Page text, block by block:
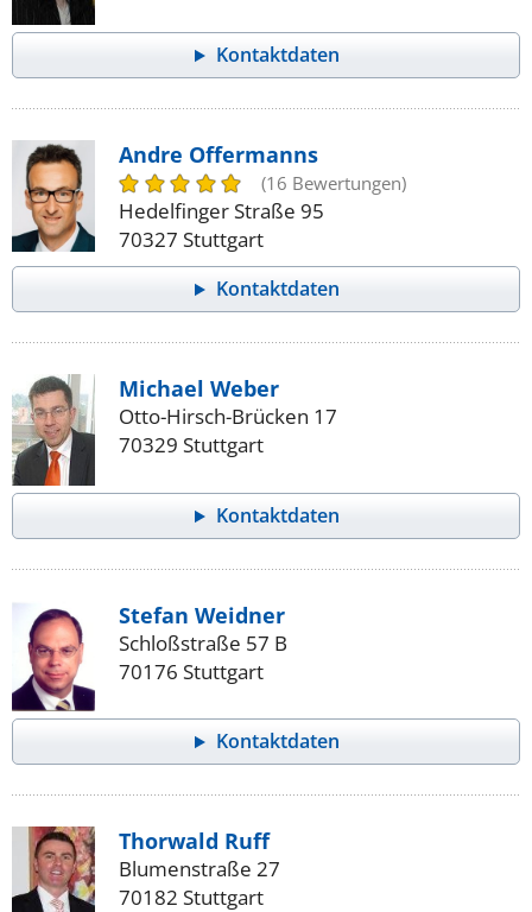
Kontaktdaten
Andre Offermanns
(16 Bewertungen)
Hedelfinger Straße 95
70327 Stuttgart
Kontaktdaten
Michael Weber
Otto-Hirsch-Brücken 17
70329 Stuttgart
Kontaktdaten
Stefan Weidner
Schloßstraße 57 B
70176 Stuttgart
Kontaktdaten
Thorwald Ruff
Blumenstraße 27
70182 Stuttgart